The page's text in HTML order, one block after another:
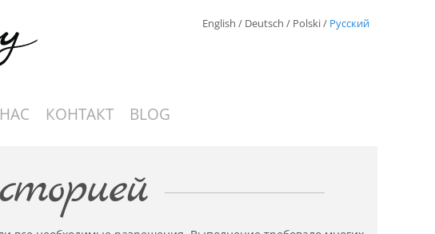
English / Deutsch / Polski/ Русский
КОНТАКТ BLOG